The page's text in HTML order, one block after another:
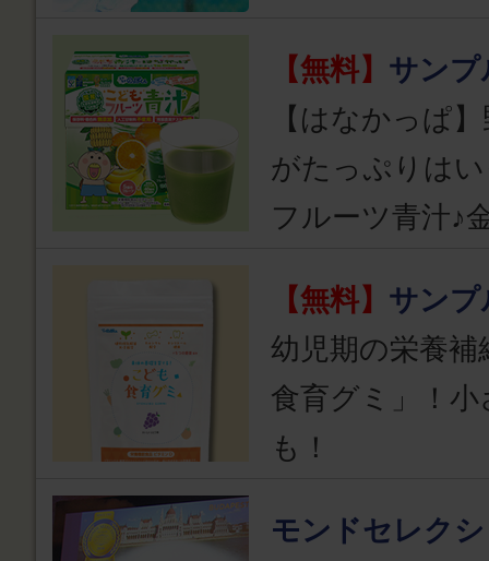
【無料】 サンプ
【はなかっぱ
がたっぷりは
フルーツ青汁♪
【無料】 サンプ
幼児期の栄養
食育グミ」！
も！
モンドセレク